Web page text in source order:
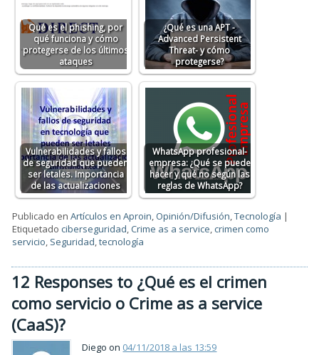
Qué es el phishing, por
qué funciona y cómo
protegerse de los últimos
ataques
¿Qué es una APT -
Advanced Persistent
Threat- y cómo
protegerse?
Vulnerabilidades y fallos
de seguridad que pueden
ser letales. Importancia
de las actualizaciones
WhatsApp profesional-
empresa: ¿Qué se puede
hacer y qué no según las
reglas de WhatsApp?
Publicado en Artículos en Aproin, Opinión/Difusión,Tecnología |
Etiquetado ciberseguridad,Crime as a service,crimen como
servicio, Seguridad,tecnología
12 Responses to ¿Qué es el crimen
como servicio o Crime as a service
(CaaS)?
Diego on 04/11/2018 a las 13:59